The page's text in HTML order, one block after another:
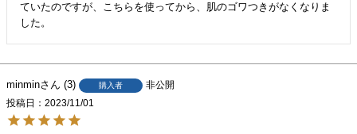
ていたのですが、こちらを使ってから、肌のゴワつきがなくなりま
した。
minmin 3 購入者
非公開
投稿日
2023/11/01